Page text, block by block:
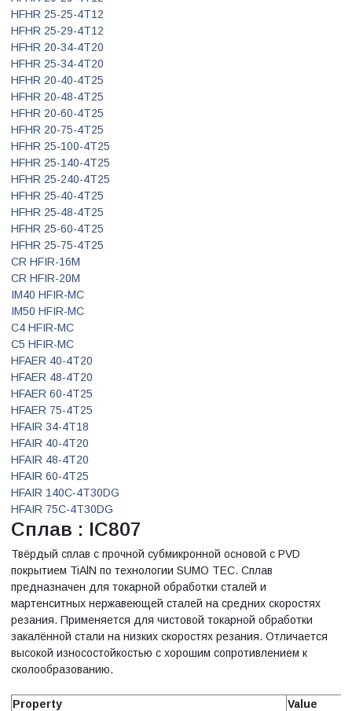
HFHR 25-25-4T12
HFHR 25-29-4T12
HFHR 20-34-4T20
HFHR 25-34-4T20
HFHR 20-40-4T25
HFHR 20-48-4T25
HFHR 20-60-4T25
HFHR 20-75-4T25
HFHR 25-100-4T25
HFHR 25-140-4T25
HFHR 25-240-4T25
HFHR 25-40-4T25
HFHR 25-48-4T25
HFHR 25-60-4T25
HFHR 25-75-4T25
CR HFIR-16M
CR HFIR-20M
IM40 HFIR-MC
IM50 HFIR-MC
C4 HFIR-MC
C5 HFIR-MC
HFAER 40-4T20
HFAER 48-4T20
HFAER 60-4T25
HFAER 75-4T25
HFAIR 34-4T18
HFAIR 40-4T20
HFAIR 48-4T20
HFAIR 60-4T25
HFAIR 140C-4T30DG
HFAIR 75C-4T30DG
Сплав : IC807
Твёрдый сплав с прочной субмикронной основой с PVD
покрытием TiAlN по технологии SUMO TEC. Сплав
предназначен для токарной обработки сталей и
мартенситных нержавеющей сталей на средних скоростях
резания. Применяется для чистовой токарной обработки
закалённой стали на низких скоростях резания. Отличается
высокой износостойкостью с хорошим сопротивлением к
сколообразованию.
Property
Value